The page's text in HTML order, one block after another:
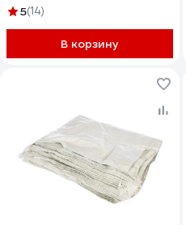
ЦБ-00004066
5(14)
В корзину